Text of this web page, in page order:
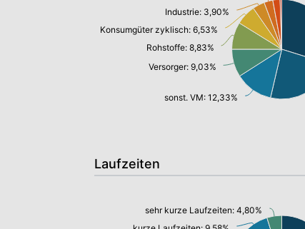
sonst. VM: 12,33%
Versorger: 9,03%
Rohstoffe: 8,83%
Konsumgüter zyklisch: 6,53%
Industrie: 3,90%
Laufzeiten
sehr kurze Laufzeiten: 4,80%